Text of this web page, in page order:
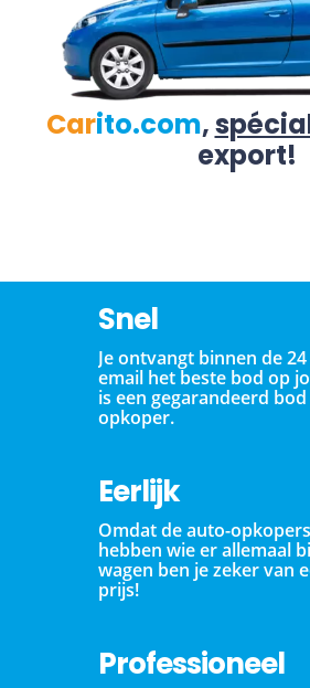
Carito.com,
export!
Snel
Je ontvangt binnen de
email het beste bod op
is een gegarandeerd
opkoper.
Eerlijk
Omdat de auto-
hebben wie er allemaal
wagen ben je zeker van
prijs!
Professioneel